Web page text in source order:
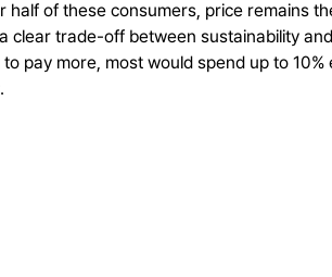
half of these consumers, price remains
clear trade-off between sustainability
pay more, most would spend up to 10%